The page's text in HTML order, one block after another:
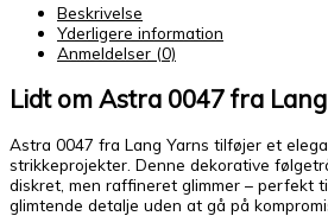
Beskrivelse
Yderligere information
Anmeldelser (0)
Lidt om Astra 0047 fra Lang
Astra 0047 fra Lang Yarns tilføjer et
strikkeprojekter. Denne dekorative
diskret, men raffineret glimmer – perfekt
glimtende detalje uden at gå på